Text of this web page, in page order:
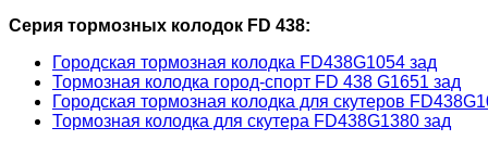
Серия тормозных колодок FD 438:
Городская тормозная колодка FD438G1054 зад
Тормозная колодка город-спорт FD 438 G1651 зад
Городская тормозная колодка для скутеров
Тормозная колодка для скутера FD438G1380 зад